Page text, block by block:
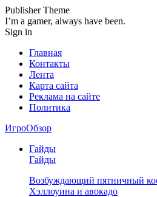
Publisher Theme
I’m a gamer, always have been.
Sign in
Главная
Контакты
Лента
Карта сайта
Реклама на сайте
Политика
ИгроОбзор
Гайды
Гайды
Возбуждающий пятничный
Хэллоуина и авокадо